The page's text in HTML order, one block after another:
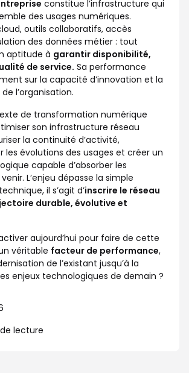
constitue l’infrastructure qui
des usages numériques.
outils collaboratifs, accès
des données métier : tout
aptitude à garantir disponibilité,
de service. Sa performance
sur la capacité d’innovation et la
l’organisation.
de transformation numérique
son infrastructure réseau
la continuité d’activité,
les évolutions des usages et créer un
capable d’absorber les
L’enjeu dépasse la simple
il s’agit d’inscrire le réseau
durable, évolutive et
aujourd’hui pour faire de cette
véritable facteur de performance,
de l’existant jusqu’à la
enjeux technologiques de demain ?
lecture